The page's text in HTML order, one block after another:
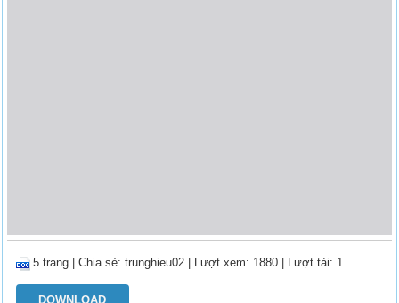
5 trang |Chia sẻ:trunghieu02 | Lượt xem: 1880 | Lượt tải: 1
DOWNLOAD